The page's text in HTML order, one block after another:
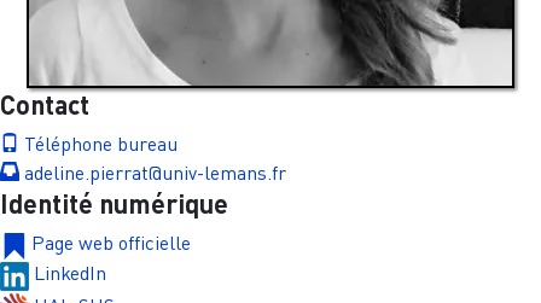
Contact
Téléphone bureau
adeline.pierrat@univ-lemans.fr
Identité numérique
Page web officielle
LinkedIn